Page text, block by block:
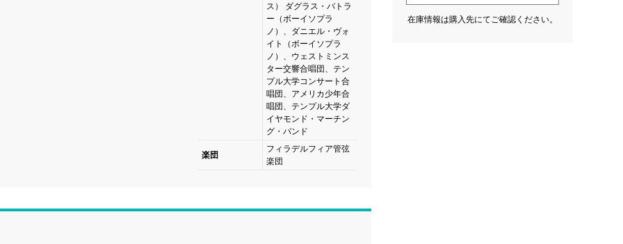
ス） ダグラス・バトラ
ー（ボーイソプラ
ノ）、ダニエル・ヴォ
イト（ボーイソプラ
ノ）、ウェストミンス
ター交響合唱団、テン
プル大学コンサート合
唱団、アメリカ少年合
唱団、テンプル大学ダ
イヤモンド・マーチン
グ・バンド
楽団
フィラデルフィア管弦
楽団
在庫情報は購入先にてご確認ください。